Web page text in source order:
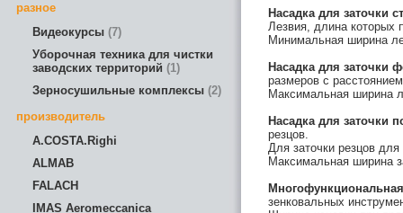
разное
Видеокурсы 7
Уборочная техника для чистки
заводских территорий
1
Зерносушильные комплексы 2
производитель
A.COSTA.Righi
ALMAB
FALACH
IMAS Aeromeccanica
Насадка для заточки
Лезвия, длина которых
Минимальная ширина
Насадка для заточки
размеров с
Максимальная ширина
Насадка для заточки
резцов.
Для заточки резцов
Максимальная ширина
зенковальных